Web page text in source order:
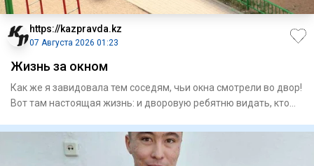
https://kazpravda.kz
07 Августа 2026 01:23
Жизнь за окном
Как же я завидовала тем соседям, чьи окна смотрели во двор!
Вот там настоящая жизнь: и дворовую ребятню видать, кто